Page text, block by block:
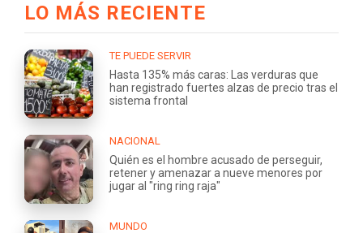
LO MÁS RECIENTE
TE PUEDE SERVIR
Hasta 135% más caras: Las verduras que
han registrado fuertes alzas de precio tras el
sistema frontal
NACIONAL
Quién es el hombre acusado de perseguir,
retener y amenazar a nueve menores por
jugar al "ring ring raja"
MUNDO